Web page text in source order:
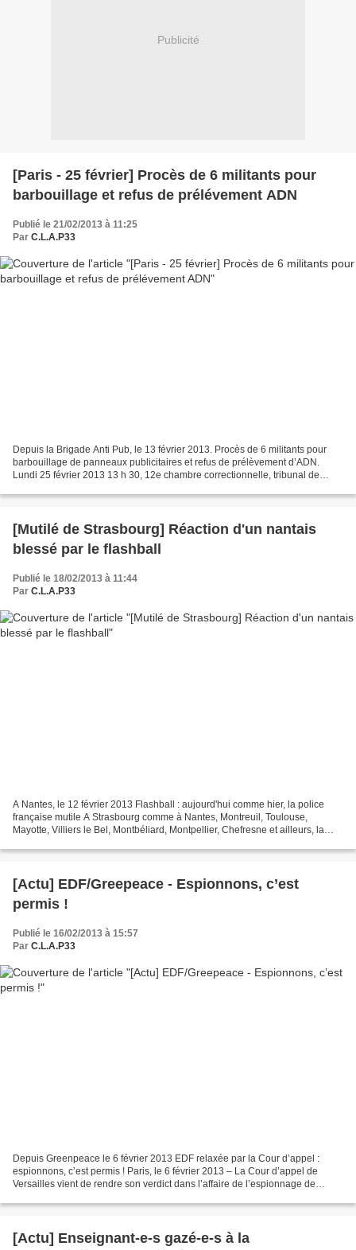
Publicité
[Paris - 25 février] Procès de 6 militants pour
barbouillage et refus de prélévement ADN
Publié le 21/02/2013 à 11:25
Par C.L.A.P33
Depuis la Brigade Anti Pub, le 13 février 2013. Procès de 6 militants pour
barbouillage de panneaux publicitaires et refus de prélèvement d’ADN.
Lundi 25 février 2013 13 h 30, 12e chambre correctionnelle, tribunal de
[Mutilé de Strasbourg] Réaction d'un nantais
blessé par le flashball
Publié le 18/02/2013 à 11:44
Par C.L.A.P33
A Nantes, le 12 février 2013 Flashball : aujourd'hui comme hier, la police
française mutile A Strasbourg comme à Nantes, Montreuil, Toulouse,
Mayotte, Villiers le Bel, Montbéliard, Montpellier, Chefresne et ailleurs, la
[Actu] EDF/Greepeace - Espionnons, c’est
permis !
Publié le 16/02/2013 à 15:57
Par C.L.A.P33
Depuis Greenpeace le 6 février 2013 EDF relaxée par la Cour d’appel :
espionnons, c’est permis ! Paris, le 6 février 2013 – La Cour d’appel de
Versailles vient de rendre son verdict dans l’affaire de l’espionnage de
[Actu] Enseignant-e-s gazé-e-s à la